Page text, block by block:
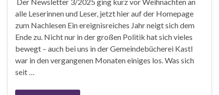
alle Leserinnen und Leser, jetzt hier auf der Homepage
zum Nachlesen Ein ereignisreiches Jahr neigt sich dem
Ende zu. Nicht nur in der großen Politik hat sich vieles
bewegt – auch bei uns in der Gemeindebücherei Kastl
war in den vergangenen Monaten einiges los. Was sich
seit …